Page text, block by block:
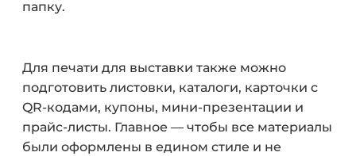
папку.
Для печати для выставки также можно
подготовить листовки, каталоги, карточки с
QR-кодами, купоны, мини-презентации и
прайс-листы. Главное — чтобы все материалы
были оформлены в едином стиле и не